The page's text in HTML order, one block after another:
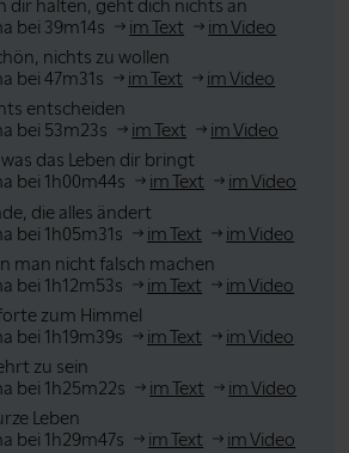
dir halten, geht dich nichts an
bei 39m14s
im Text
im Video
nichts zu wollen
bei 47m31s
im Text
im Video
entscheiden
bei 53m23s
im Text
im Video
das Leben dir bringt
bei 1h00m44s
im Text
im Video
die alles ändert
bei 1h05m31s
im Text
im Video
man nicht falsch machen
bei 1h12m53s
im Text
im Video
zum Himmel
bei 1h19m39s
im Text
im Video
zu sein
bei 1h25m22s
im Text
im Video
Leben
bei 1h29m47s
im Text
im Video